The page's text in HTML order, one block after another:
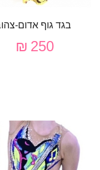
בגד גוף אדום-
250 ₪